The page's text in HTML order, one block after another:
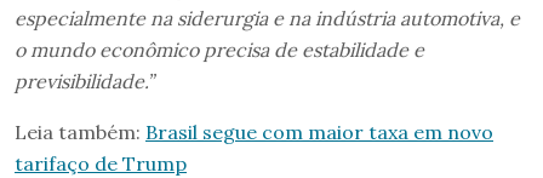
especialmente na siderurgia e na indústria automotiva, e
o mundo econômico precisa de estabilidade e
previsibilidade.”
Leia também: Brasil segue com maior taxa em novo
tarifaço de Trump